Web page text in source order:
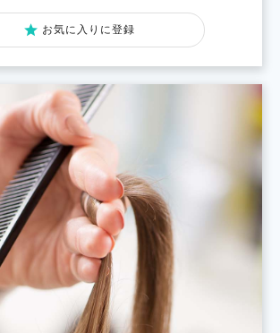
お気に入りに登録